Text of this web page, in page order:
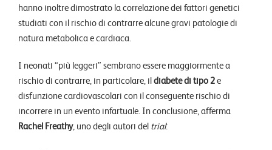
hanno inoltre dimostrato la correlazione dei fattori genetici
studiati con il rischio di contrarre alcune gravi patologie di
natura metabolica e cardiaca.
I neonati “più leggeri” sembrano essere maggiormente a
rischio di contrarre, in particolare, ildiabete di tipo 2e
disfunzione cardiovascolari con il conseguente rischio di
incorrere in un evento infartuale. In conclusione, afferma
Rachel Freathy, uno degli autori del trial: